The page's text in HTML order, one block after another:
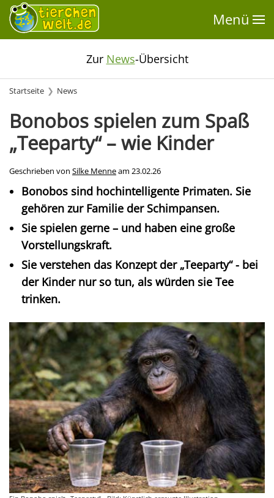
Menü
Zur News-Übersicht
Startseite News
Bonobos spielen zum Spaß
„Teeparty“ – wie Kinder
Geschrieben von Silke Menneam 23.02.26
Bonobos sind hochintelligente Primaten. Sie
gehören zur Familie der Schimpansen.
Sie spielen gerne – und haben eine große
Vorstellungskraft.
Sie verstehen das Konzept der „Teeparty“ - bei
der Kinder nur so tun, als würden sie Tee
trinken.